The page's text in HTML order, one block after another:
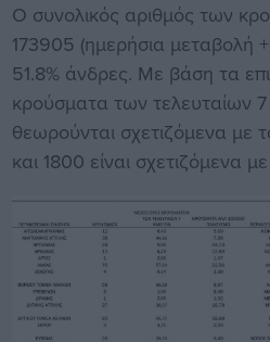
Ο συνολικός αριθμός των
173905 (ημερήσια μεταβολή
51.8% άνδρες. Με βάση τα
κρούσματα των τελευταίων
θεωρούνται σχετιζόμενα με
και 1800 είναι σχετιζόμενα